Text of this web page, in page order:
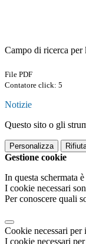
Campo di ricerca per
File PDF
Contatore click: 5
Notizie
Questo sito o gli
Personalizza
Gestione cookie
In questa schermata
I cookie necessari
Per conoscere quali
Cookie necessari
I cookie necessari